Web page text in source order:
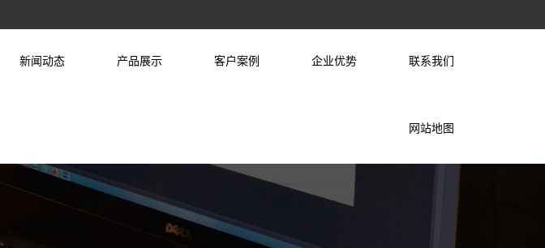
新闻动态 产品展示 客户案例 企业优势 联系我们
网站地图